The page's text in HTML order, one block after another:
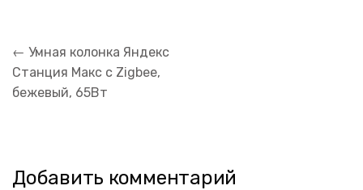
Навигация
по
записям
← Умная колонка Яндекс
Станция Макс с Zigbee,
бежевый, 65Вт
Добавить комментарий